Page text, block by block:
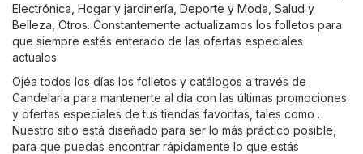
Electrónica Hogar y jardinería Deporte y Moda Salud y
Belleza Otros. Constantemente actualizamos los folletos para
que siempre estés enterado de las ofertas especiales
actuales.
Ojéa todos los días los folletos y catálogos a través de
Candelaria para mantenerte al día con las últimas promociones
y ofertas especiales de tus tiendas favoritas, tales como .
Nuestro sitio está diseñado para ser lo más práctico posible,
para que puedas encontrar rápidamente lo que estás